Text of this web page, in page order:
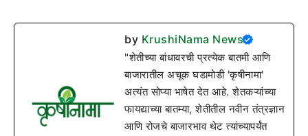
by KrushiNama News
"शेतीच्या बांधावरची प्रत्येक बातमी आणि
बाजारातील अचूक घडामोडी 'कृषीनामा'
अत्यंत सोप्या भाषेत देत आहे. शेतकऱ्यांच्या
फायद्याच्या बातम्या, शेतीतील नवीन तंत्रज्ञान
आणि रोजचे बाजारभाव थेट त्यांच्यापर्यंत